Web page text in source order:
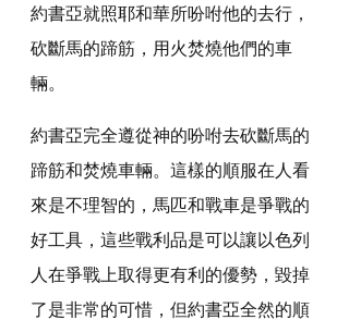
約書亞就照耶和華所吩咐他的去行，
砍斷馬的蹄筋，用火焚燒他們的車
輛。
約書亞完全遵從神的吩咐去砍斷馬的
蹄筋和焚燒車輛。這樣的順服在人看
來是不理智的，馬匹和戰車是爭戰的
好工具，這些戰利品是可以讓以色列
人在爭戰上取得更有利的優勢，毀掉
了是非常的可惜，但約書亞全然的順